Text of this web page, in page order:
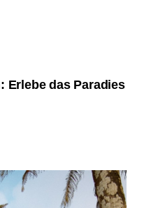
Erlebe das Paradies